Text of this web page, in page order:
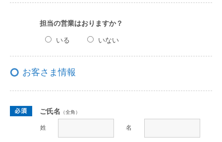
担当の営業はおりますか？
いる いない
お客さま情報
ご氏名 （全角）
姓 名